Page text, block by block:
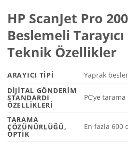
HP ScanJet Pro
Beslemeli Tarayıcı
Teknik Özellikler
ARAYICI TIPI
Yaprak
DIJITAL GÖNDERIM
STANDARDI
ÖZELLIKLERI
PC’ye tarama
TARAMA
ÇÖZÜNÜRLÜĞÜ,
OPTIK
En fazla 600